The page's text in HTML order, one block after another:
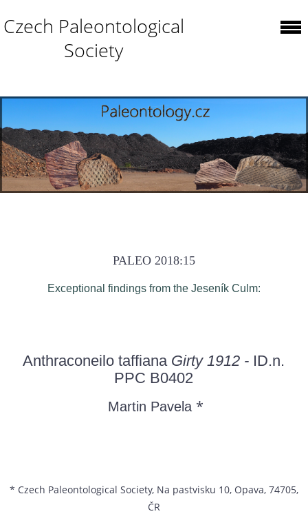
Czech Paleontological
Society
PALEO 2018:15
Exceptional findings from the Jeseník Culm:
Anthraconeilo taffianaGirty 1912 - ID.n.
PPC B0402
Martin Pavela *
* Czech Paleontological Society, Na pastvisku 10, Opava, 74705,
ČR